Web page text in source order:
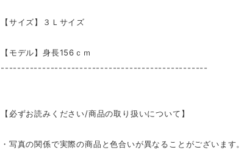
【サイズ】３Ｌサイズ
【モデル】身長156ｃｍ
--------------------------------------------------
【必ずお読みください/商品の取り扱いについて】
・写真の関係で実際の商品と色合いが異なることがございます。